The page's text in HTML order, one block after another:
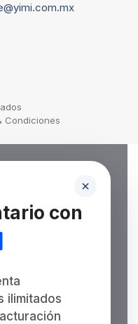
Condiciones
con
ilimitados